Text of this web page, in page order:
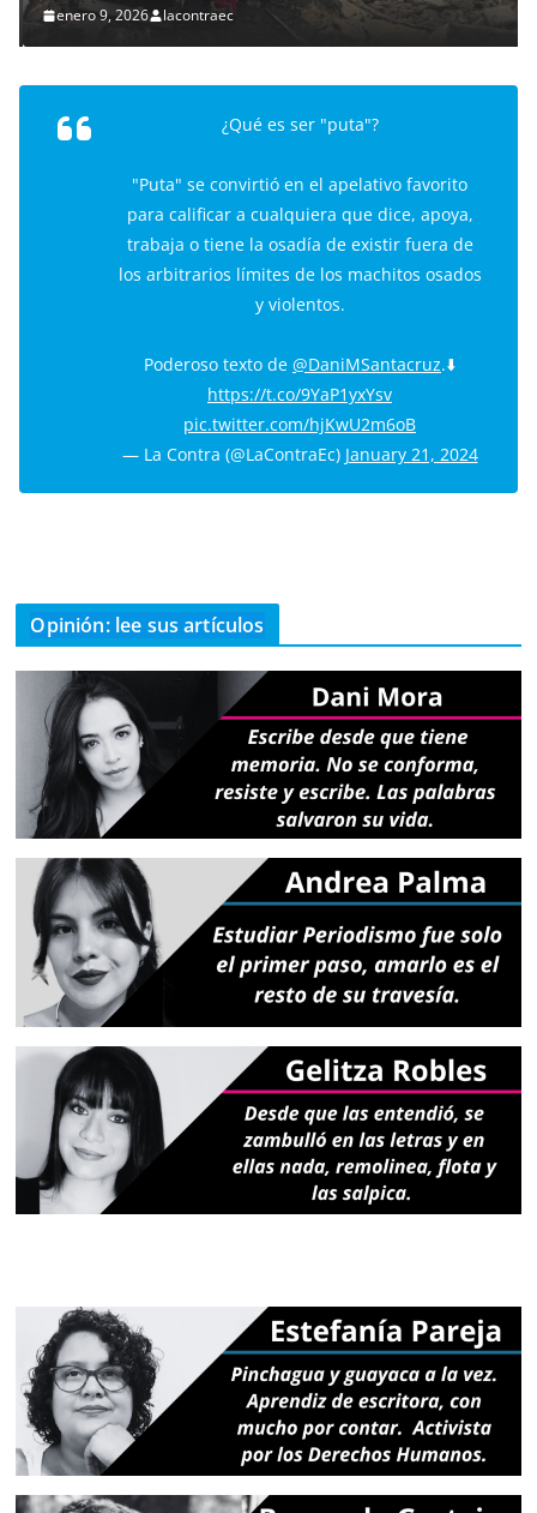
enero 9, 2026 lacontraec
¿Qué es ser "puta"?
"Puta" se convirtió en el apelativo favorito
para calificar a cualquiera que dice, apoya,
trabaja o tiene la osadía de existir fuera de
los arbitrarios límites de los machitos osados
y violentos.
Poderoso texto de @DaniMSantacruz.⬇️
https://t.co/9YaP1yxYsv
pic.twitter.com/hjKwU2m6oB
— La Contra (@LaContraEc) January 21, 2024
Opinión: lee sus artículos